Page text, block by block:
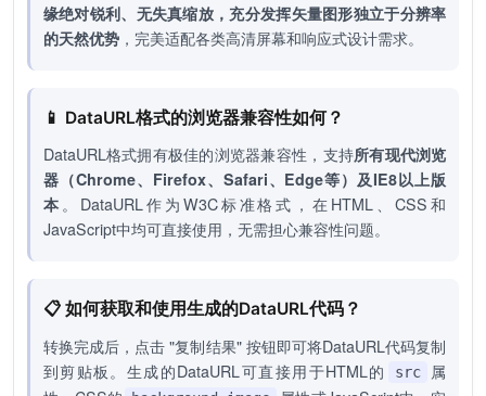
缘绝对锐利、无失真缩放，充分发挥矢量图形独立于分辨率
的天然优势，完美适配各类高清屏幕和响应式设计需求。
📱 DataURL格式的浏览器兼容性如何？
DataURL格式拥有极佳的浏览器兼容性，支持所有现代浏览
器（Chrome、Firefox、Safari、Edge等）及IE8以上版
本 。DataURL作为W3C标准格式，在HTML、CSS和
JavaScript中均可直接使用，无需担心兼容性问题。
📋 如何获取和使用生成的DataURL代码？
转换完成后，点击 "复制结果" 按钮即可将DataURL代码复制
到剪贴板。生成的DataURL可直接用于HTML的
src
属